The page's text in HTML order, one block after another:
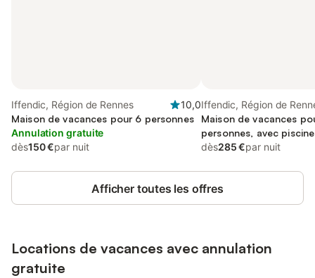
Iffendic, Région de Rennes
10,0
Maison de vacances pour 6 personnes
Annulation gratuite
dès150 €par nuit
Iffendic, Région de
Maison de vacances
personnes, avec
jardin
dès285 €par nuit
Afficher toutes les offres
Locations de vacances avec annulation
gratuite